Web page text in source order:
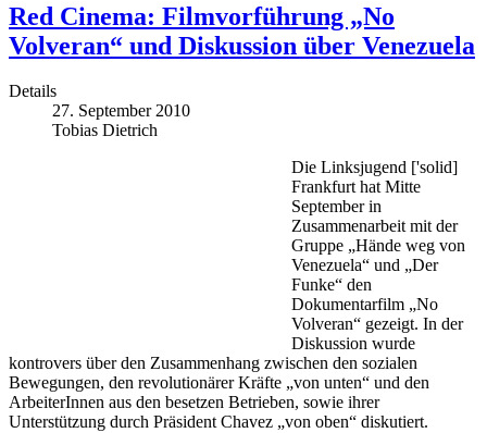
Red Cinema: Filmvorführung „No
Volveran“ und Diskussion über Venezuela
Details
27. September 2010
Tobias Dietrich
Die Linksjugend ['solid]
Frankfurt hat Mitte
September in
Zusammenarbeit mit der
Gruppe „Hände weg von
Venezuela“ und „Der
Funke“ den
Dokumentarfilm „No
Volveran“ gezeigt. In der
Diskussion wurde
kontrovers über den Zusammenhang zwischen den sozialen
Bewegungen, den revolutionärer Kräfte „von unten“ und den
ArbeiterInnen aus den besetzen Betrieben, sowie ihrer
Unterstützung durch Präsident Chavez „von oben“ diskutiert.